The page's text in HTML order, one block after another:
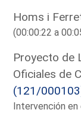
Homs i
(00:00:22 a
Proyecto de
Oficiales de
(121/
Intervención